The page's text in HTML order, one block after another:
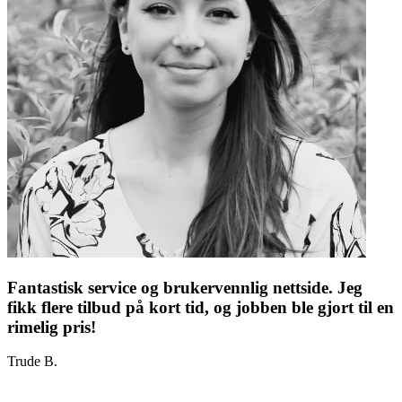
Fantastisk service og brukervennlig nettside. Jeg
fikk flere tilbud på kort tid, og jobben ble gjort til en
rimelig pris!
Trude B.